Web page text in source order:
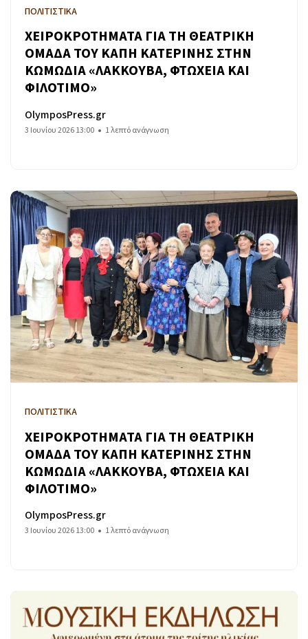
ΠΟΛΙΤΙΣΤΙΚΑ
ΧΕΙΡΟΚΡΟΤΗΜΑΤΑ ΓΙΑ ΤΗ ΘΕΑΤΡΙΚΗ
ΟΜΑΔΑ ΤΟΥ ΚΑΠΗ ΚΑΤΕΡΙΝΗΣ ΣΤΗΝ
ΚΩΜΩΔΙΑ «ΛΑΚΚΟΥΒΑ, ΦΤΩΧΕΙΑ ΚΑΙ
ΦΙΛΟΤΙΜΟ»
OlymposPress.gr
3 Ιουνίου 2026 13:00 1 λεπτό ανάγνωση
ΠΟΛΙΤΙΣΤΙΚΑ
ΧΕΙΡΟΚΡΟΤΗΜΑΤΑ ΓΙΑ ΤΗ ΘΕΑΤΡΙΚΗ
ΟΜΑΔΑ ΤΟΥ ΚΑΠΗ ΚΑΤΕΡΙΝΗΣ ΣΤΗΝ
ΚΩΜΩΔΙΑ «ΛΑΚΚΟΥΒΑ, ΦΤΩΧΕΙΑ ΚΑΙ
ΦΙΛΟΤΙΜΟ»
OlymposPress.gr
3 Ιουνίου 2026 13:00 1 λεπτό ανάγνωση